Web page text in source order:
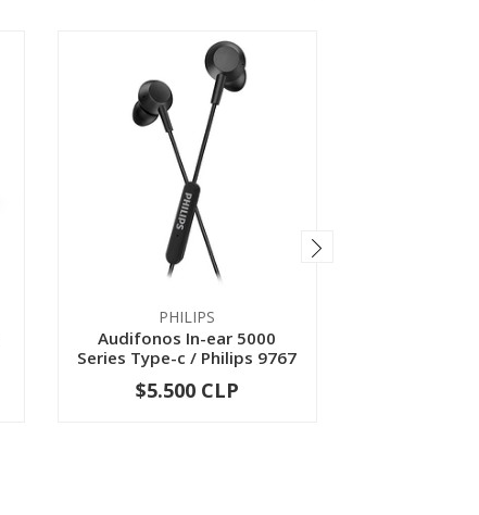
PHILIPS
Audifonos In-ear 5000
Series Type-c / Philips 9767
+
$5.500 CLP